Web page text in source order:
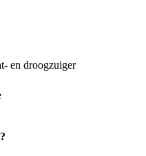
en droogzuiger